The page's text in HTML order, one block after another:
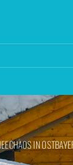
IN